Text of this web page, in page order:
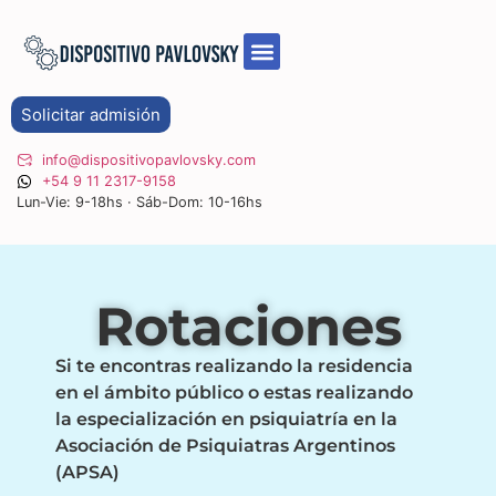
Solicitar admisión
info@dispositivopavlovsky.com
+54 9 11 2317-9158
Lun-Vie: 9-18hs · Sáb-Dom: 10-16hs
Rotaciones
Si te encontras realizando la residencia
en el ámbito público o estas realizando
la especialización en psiquiatría en la
Asociación de Psiquiatras Argentinos
(APSA)